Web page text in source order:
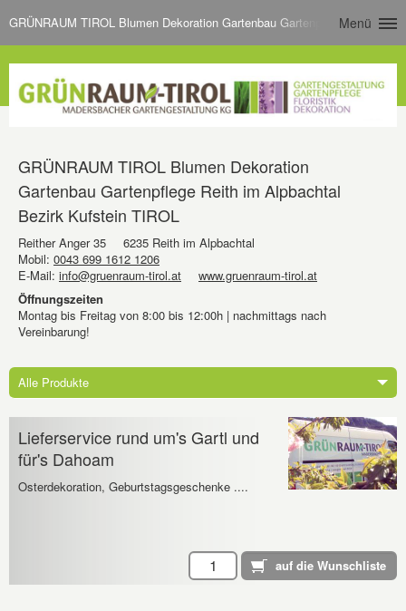
GRÜNRAUM TIROL Blumen Dekoration Gartenbau Gartenpflege Reith im
Menü
GRÜNRAUM TIROL Blumen Dekoration
Gartenbau Gartenpflege Reith im Alpbachtal
Bezirk Kufstein TIROL
Reither Anger 35
6235 Reith im Alpbachtal
Mobil: 0043 699 1612 1206
E-Mail: info@gruenraum-tirol.at
www.gruenraum-tirol.at
Öffnungszeiten
Montag bis Freitag von 8:00 bis 12:00h | nachmittags nach
Vereinbarung!
Alle Produkte
Lieferservice rund um's Gartl und
für's Dahoam
Osterdekoration, Geburtstagsgeschenke ....